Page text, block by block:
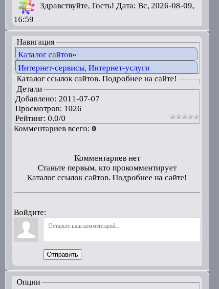
Здравствуйте, Гость! Дата: Вс, 2026-08-09,
16:59
Навигация
Каталог сайтов»
Интернет-сервисы, Интернет-услуги
Каталог ссылок сайтов. Подробнее на сайте!
Детали
Добавлено: 2011-07-07
Просмотров: 1026
Рейтинг: 0.0/0
Комментариев всего: 0
Комментариев нет
Станьте первым, кто прокомментирует
Каталог ссылок сайтов. Подробнее на сайте!
Войдите:
Отправить
Опции